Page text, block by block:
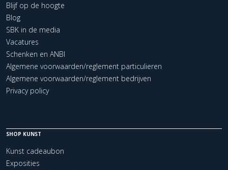
Blijf op de hoogte
Blog
SBK in de media
Vacatures
Schenken en ANBI
Algemene voorwaarden/reglement particulieren
Algemene voorwaarden/reglement bedrijven
Privacy policy
SHOP KUNST
Kunst cadeaubon
Exposities